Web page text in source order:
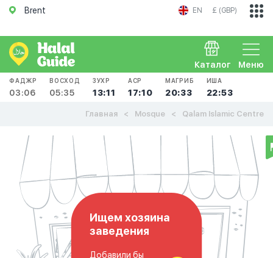
Brent EN £ (GBP)
Меню
Каталог
ФАДЖР
03:06
ВОСХОД
05:35
ЗУХР
13:11
АСР
17:10
МАГРИБ
20:33
ИША
22:53
Главная Mosque Qalam Islamic Centre
Ищем хозяина
заведения
Добавили бы